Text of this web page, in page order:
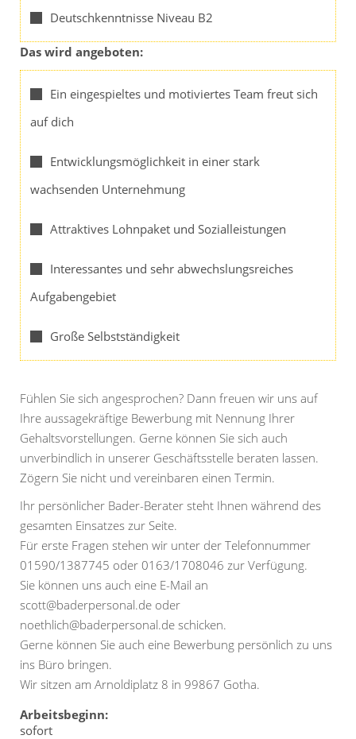
Deutschkenntnisse Niveau B2
Das wird angeboten:
Ein eingespieltes und motiviertes Team freut sich
auf dich
Entwicklungsmöglichkeit in einer stark
wachsenden Unternehmung
Attraktives Lohnpaket und Sozialleistungen
Interessantes und sehr abwechslungsreiches
Aufgabengebiet
Große Selbstständigkeit
Fühlen Sie sich angesprochen? Dann freuen wir uns auf
Ihre aussagekräftige Bewerbung mit Nennung Ihrer
Gehaltsvorstellungen. Gerne können Sie sich auch
unverbindlich in unserer Geschäftsstelle beraten lassen.
Zögern Sie nicht und vereinbaren einen Termin.
Ihr persönlicher Bader-Berater steht Ihnen während des
gesamten Einsatzes zur Seite.
Für erste Fragen stehen wir unter der Telefonnummer
01590/1387745 oder 0163/1708046 zur Verfügung.
Sie können uns auch eine E-Mail an
scott@baderpersonal.de oder
noethlich@baderpersonal.de schicken.
Gerne können Sie auch eine Bewerbung persönlich zu uns
ins Büro bringen.
Wir sitzen am Arnoldiplatz 8 in 99867 Gotha.
Arbeitsbeginn:
sofort